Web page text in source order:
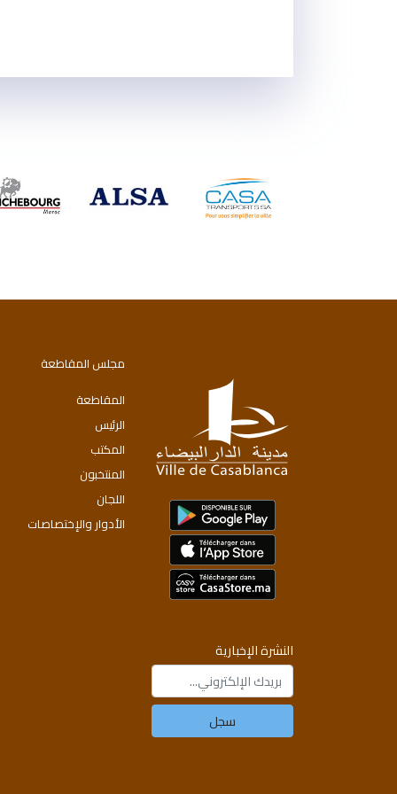
النشرة الإخبارية
سجل
مجلس المقاطعة
المقاطعة
الرئيس
المكتب
المنتخبون
اللجان
الأدوار والإختصاصات